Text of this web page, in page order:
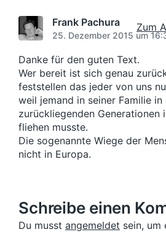
s
d
a
t
u
m
n
B
e
t
r
a
g
:
r
B
i
t
r
a
g
:
Frank Pachura
25. Dezember 2015 um
Danke für den guten Text.
Wer bereit ist sich genau
feststellen das jeder von uns
weil jemand in seiner Familie in
zurückliegenden Generationen
fliehen musste.
Die sogenannte Wiege der
nicht in Europa.
Zum
Schreibe einen
Du musst angemeldet sein, um